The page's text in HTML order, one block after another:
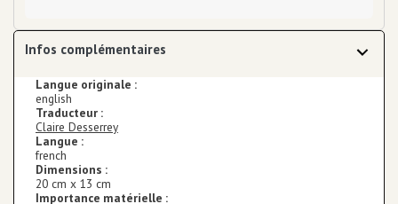
Infos complémentaires
Langue originale :
english
Traducteur :
Claire Desserrey
Langue :
french
Dimensions :
20 cm x 13 cm
Importance matérielle :